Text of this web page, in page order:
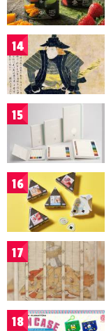
14
15
16
17
18